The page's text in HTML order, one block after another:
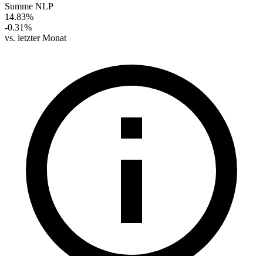
Summe NLP
14.83%
-0.31%
vs. letzter Monat